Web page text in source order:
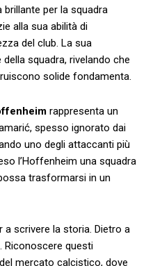
per la‌ squadra
alla sua abilità di
del club. La sua
squadra, rivelando che​
solide fondamenta.
rappresenta un
spesso⁢ ignorato dai
uno degli attaccanti più
l’Hoffenheim una⁢ squadra
trasformarsi in un
scrivere la storia. Dietro a
Riconoscere questi
mercato calcistico, dove